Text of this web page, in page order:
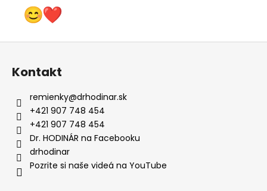
Z
Kontakt
remienky@drhodinar.sk
+421 907 748 454
+421 907 748 454
Dr. HODINÁR na Facebooku
drhodinar
Pozrite si naše videá na YouTube